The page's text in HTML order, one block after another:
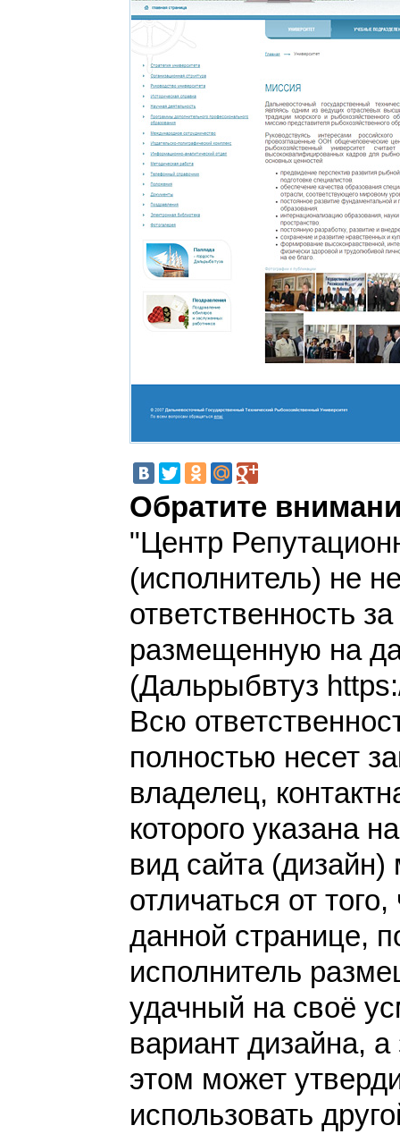
Обратите
"Центр
(исполнитель) не
ответственность
размещенную на
(Дальрыбвтуз
Всю
полностью несет
владелец,
которого указана
вид сайта (дизайн)
отличаться от
данной странице,
исполнитель
удачный на своё
вариант дизайна, а
этом может
использовать